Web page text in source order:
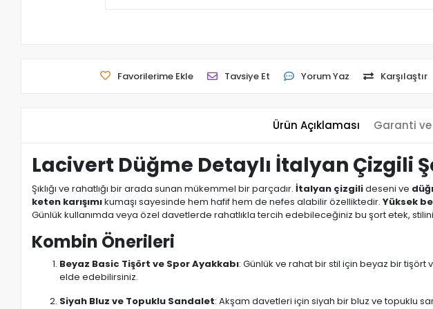
Favorilerime Ekle Tavsiye Et Yorum Yaz Karşılaştır
Ürün Açıklaması Garanti
Lacivert Düğme Detaylı İtalyan Çizgili
Şıklığı ve rahatlığı bir arada sunan mükemmel bir parçadır.İtalyan çizgilideseni ve
keten karışımıkumaşı sayesinde hem hafif hem de nefes alabilir özelliktedir.Yüksek
Günlük kullanımda veya özel davetlerde rahatlıkla tercih edebileceğiniz bu şort etek,
Kombin Önerileri
Beyaz Basic Tişört ve Spor Ayakkabı: Günlük ve rahat bir stil için beyaz bir
elde edebilirsiniz.
Siyah Bluz ve Topuklu Sandalet: Akşam davetleri için siyah bir bluz ve topuklu